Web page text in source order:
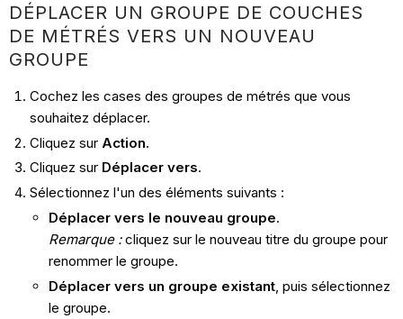
DÉPLACER UN GROUPE DE COUCHES
DE MÉTRÉS VERS UN NOUVEAU
GROUPE
Cochez les cases des groupes de métrés que vous
souhaitez déplacer.
Cliquez sur Action.
Cliquez sur Déplacer vers.
Sélectionnez l'un des éléments suivants :
Déplacer vers le nouveau groupe.
Remarque :cliquez sur le nouveau titre du groupe pour
renommer le groupe.
Déplacer vers un groupe existant, puis sélectionnez
le groupe.